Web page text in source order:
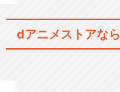
dアニメストアなら